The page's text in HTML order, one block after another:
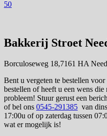
50
Bakkerij Stroet
Borculoseweg 18,7161 HA
Bent u vergeten te bestellen
bestellen of heeft u een wens
probleem! Stuur gerust een
of bel ons 0545-291385 van
17:00u of op zaterdag tussen
wat er mogelijk is!